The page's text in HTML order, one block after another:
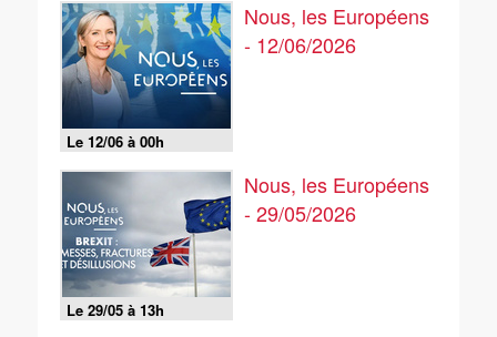
Le 12/06 à 00h
Nous, les Européens
- 12/06/2026
Le 29/05 à 13h
Nous, les Européens
- 29/05/2026